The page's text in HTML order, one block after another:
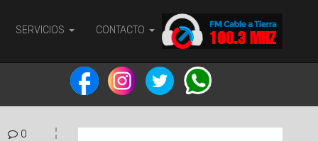
SERVICIOS CONTACTO
0